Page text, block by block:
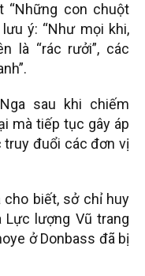
“Những con chuột
ý: “Như mọi khi,
là “rác rưởi”, các
sau khi chiếm
mà tiếp tục gây áp
truy đuổi các đơn vị
cho biết, sở chỉ huy
lượng Vũ trang
ở Donbass đã bị